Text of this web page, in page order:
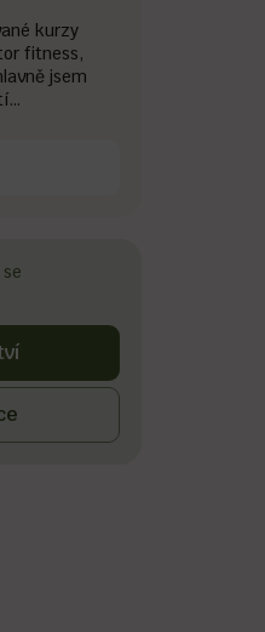
kurzy
fitness,
jsem